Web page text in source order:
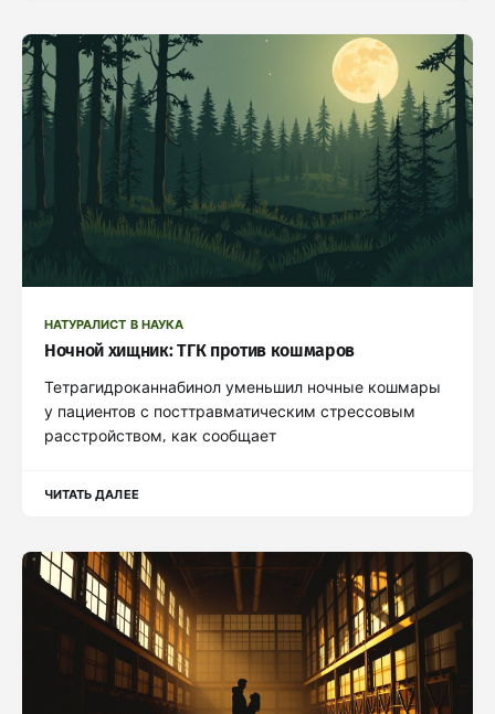
НАТУРАЛИСТ В НАУКА
Ночной хищник: ТГК против кошмаров
Тетрагидроканнабинол уменьшил ночные кошмары
у пациентов с посттравматическим стрессовым
расстройством, как сообщает
ЧИТАТЬ ДАЛЕЕ